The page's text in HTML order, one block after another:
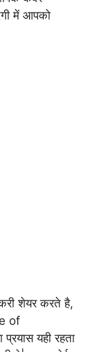
में आपको
शेयर करते है,
of
यही रहता